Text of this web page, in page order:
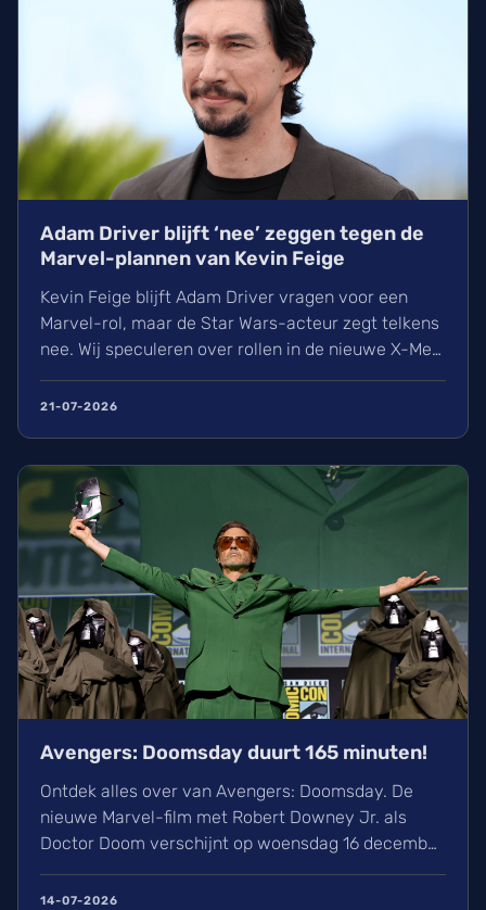
Adam Driver blijft ‘nee’ zeggen tegen de
Marvel-plannen van Kevin Feige
Kevin Feige blijft Adam Driver vragen voor een
Marvel-rol, maar de Star Wars-acteur zegt telkens
nee. Wij speculeren over rollen in de nieuwe X-Men
film, terwijl Driver liever kiest voor unieke
regisseurs zoals Scorsese en Spielberg. Ondanks
toekomst.
21-07-2026
Avengers: Doomsday duurt 165 minuten!
Ontdek alles over van Avengers: Doomsday. De
nieuwe Marvel-film met Robert Downey Jr. als
Doctor Doom verschijnt op woensdag 16 december
in de bioscoop. Wij kijken uit naar de cast met
onder andere Chris Hemsworth en Chris Evans. De
14-07-2026